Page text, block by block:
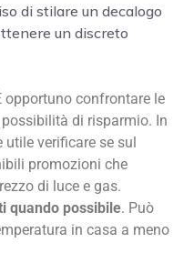
di stilare un decalogo
un discreto
opportuno confrontare le
di risparmio. In
utile verificare se sul
promozioni che
di luce e gas.
quando possibile. Può
in casa a meno